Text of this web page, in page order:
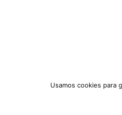
Usamos cookies para